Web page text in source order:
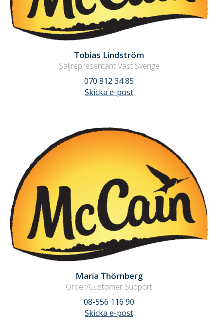
Tobias Lindström
Säljrepresentant Väst Sverige
070 812 34 85
Skicka e-post
Maria Thörnberg
Order/Customer Support
08-556 116 90
Skicka e-post